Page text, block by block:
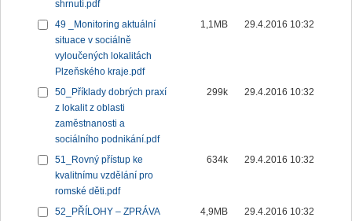
shrnutí.pdf
49 _Monitoring aktuální
situace v sociálně
vyloučených lokalitách
Plzeňského kraje.pdf
1,1MB 29.4.2016 10:32
50_Příklady dobrých praxí
z lokalit z oblasti
zaměstnanosti a
sociálního podnikání.pdf
299k 29.4.2016 10:32
51_Rovný přístup ke
kvalitnímu vzdělání pro
romské děti.pdf
634k 29.4.2016 10:32
52_PŘÍLOHY – ZPRÁVA
4,9MB 29.4.2016 10:32